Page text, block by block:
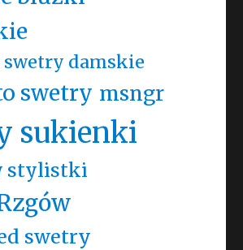
swetry damskie
swetry msngr
sukienki
stylistki
swetry